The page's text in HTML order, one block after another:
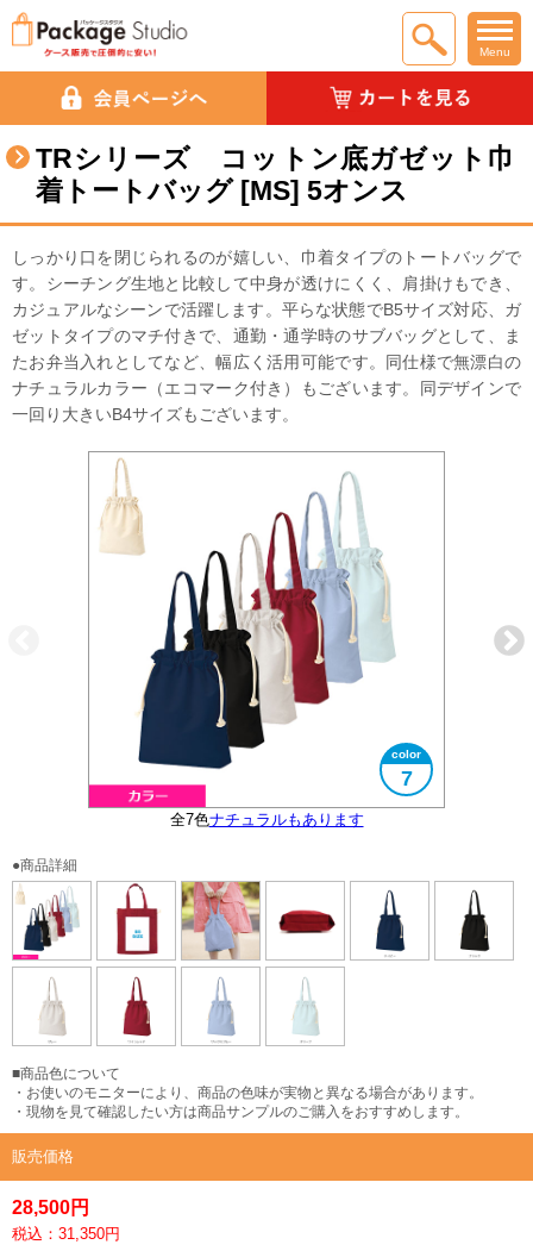
Menu
TRシリーズ コットン底ガゼット巾
着トートバッグ [MS] 5オンス
しっかり口を閉じられるのが嬉しい、巾着タイプのトートバッグで
す。シーチング生地と比較して中身が透けにくく、肩掛けもでき、
カジュアルなシーンで活躍します。平らな状態でB5サイズ対応、ガ
ゼットタイプのマチ付きで、通勤・通学時のサブバッグとして、ま
たお弁当入れとしてなど、幅広く活用可能です。同仕様で無漂白の
ナチュラルカラー（エコマーク付き）もございます。同デザインで
一回り大きいB4サイズもございます。
全7色ナチュラルもあります
7
B5サイズ対応
大きさイメージ
底マチ形状
●商品詳細
■商品色について
・お使いのモニターにより、商品の色味が実物と異なる場合があります。
・現物を見て確認したい方は商品サンプルのご購入をおすすめします。
販売価格
28,500円
税込：31,350円